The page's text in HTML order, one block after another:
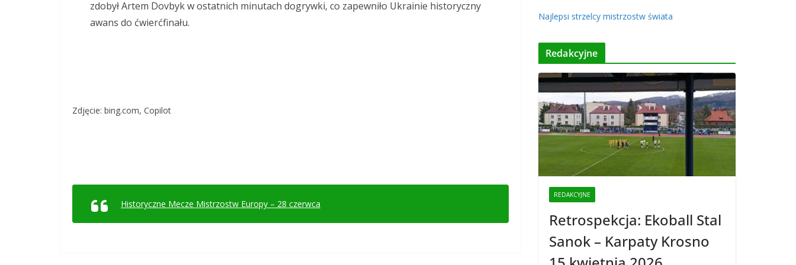
zdobył Artem Dovbyk w ostatnich minutach dogrywki, co zapewniło Ukrainie historyczny
awans do ćwierćfinału.
Zdjęcie: bing.com, Copilot
Historyczne Mecze Mistrzostw Europy – 28 czerwca
Najlepsi strzelcy mistrzostw świata
Redakcyjne
REDAKCYJNE
Retrospekcja: Ekoball Stal
Sanok – Karpaty Krosno